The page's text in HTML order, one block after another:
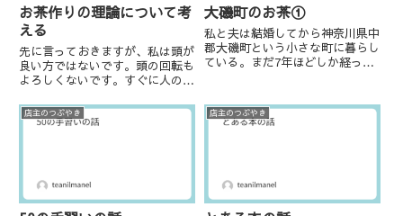
お茶作りの理論について考
える
先に言っておきますが、私は頭が
良い方ではないです。頭の回転も
よろしくないです。すぐに人の話
とも多々あります。人から聞いた
話をまるで自分で体験したことの
大磯町のお茶①
私と夫は結婚してから神奈川県中
郡大磯町という小さな町に暮らし
ている。まだ7年ほどしか経って
作家、画家などが暮らしたり別荘
を構えたりしている。そんな方々
店主のつぶやき 店主のつぶやき